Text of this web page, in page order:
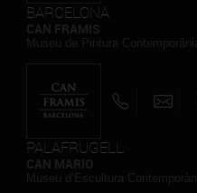
BARCELONA
PALAFRUGELL